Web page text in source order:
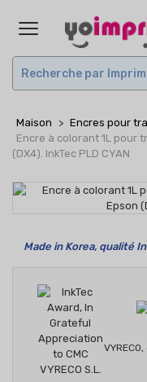
Maison Encres pour
Encre à colorant 1L pour
(DX4). InkTec PLD CYAN
Made in Korea, qualité